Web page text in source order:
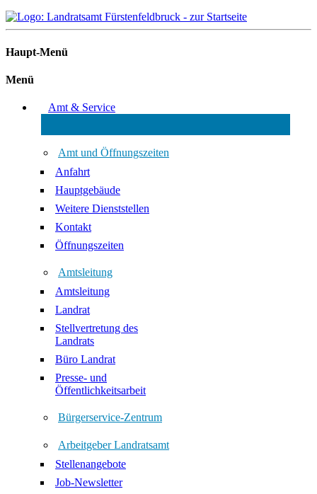
Haupt-Menü
Menü
Amt & Service
Amt und Öffnungszeiten
Anfahrt
Hauptgebäude
Weitere Dienststellen
Kontakt
Öffnungszeiten
Amtsleitung
Amtsleitung
Landrat
Stellvertretung des
Landrats
Büro Landrat
Presse- und
Öffentlichkeitsarbeit
Bürgerservice-Zentrum
Arbeitgeber Landratsamt
Stellenangebote
Job-Newsletter